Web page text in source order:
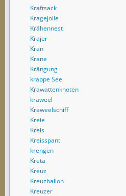
Kraftsack
Kragejolle
Krähennest
Krajer
Kran
Krane
Krängung
krappe See
Krawattenknoten
kraweel
Kraweelschiff
Kreie
Kreis
Kreisspant
krengen
Kreta
Kreuz
Kreuzballon
Kreuzer